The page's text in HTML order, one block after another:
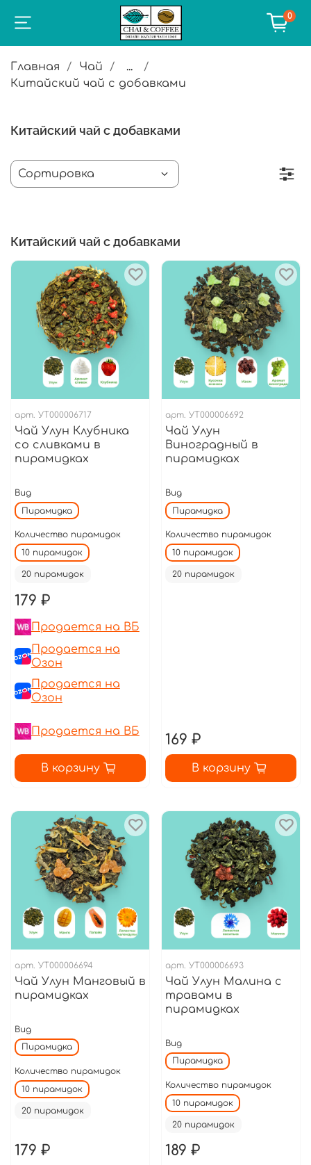
0
Главная Чай
...
Китайский чай с добавками
Китайский чай с добавками
Китайский чай с добавками
арт. УТ000006717
Чай Улун Клубника
со сливками в
пирамидках
Вид
Пирамидка
Количество пирамидок
10 пирамидок
20 пирамидок
179 ₽
Продается на ВБ
Продается на
Озон
Продается на
Озон
Продается на ВБ
В корзину
арт. УТ000006692
Чай Улун
Виноградный в
пирамидках
Вид
Пирамидка
Количество пирамидок
10 пирамидок
20 пирамидок
169 ₽
В корзину
арт. УТ000006694
Чай Улун Манговый в
пирамидках
Вид
Пирамидка
Количество пирамидок
10 пирамидок
20 пирамидок
179 ₽
арт. УТ000006693
Чай Улун Малина с
травами в
пирамидках
Вид
Пирамидка
Количество пирамидок
10 пирамидок
20 пирамидок
189 ₽